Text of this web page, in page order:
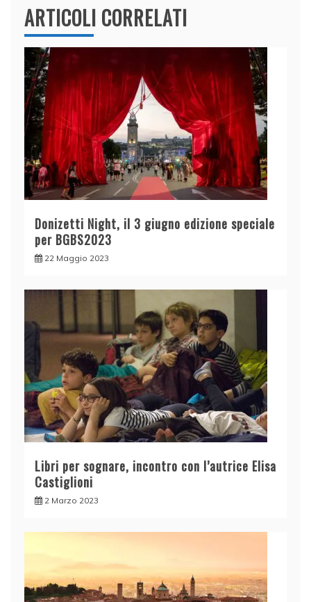
ARTICOLI CORRELATI
Donizetti Night, il 3 giugno edizione speciale
per BGBS2023
22 Maggio 2023
Libri per sognare, incontro con l’autrice Elisa
Castiglioni
2 Marzo 2023